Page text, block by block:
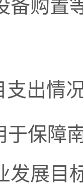
备购置
支出情
于保障
发展目